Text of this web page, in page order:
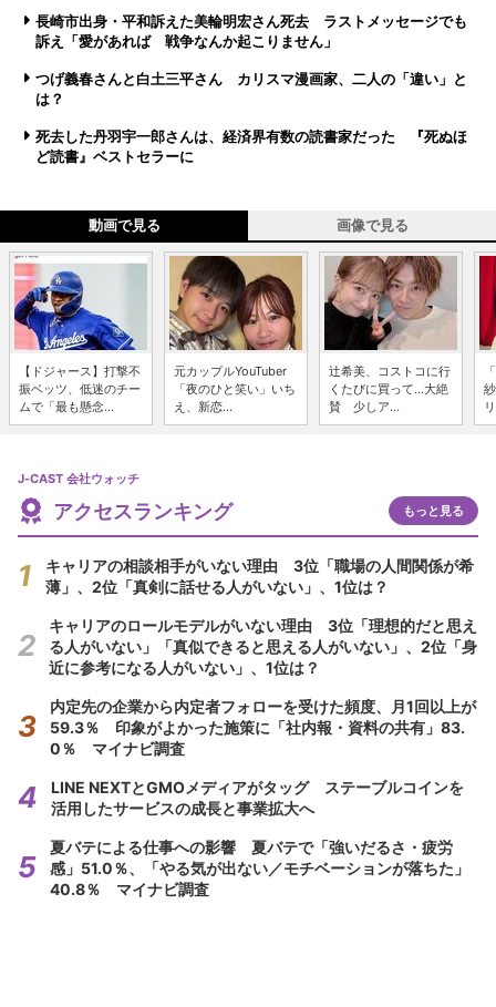
長崎市出身・平和訴えた美輪明宏さん死去 ラストメッセージでも
訴え「愛があれば 戦争なんか起こりません」
つげ義春さんと白土三平さん カリスマ漫画家、二人の「違い」と
は？
死去した丹羽宇一郎さんは、経済界有数の読書家だった 『死ぬほ
ど読書』ベストセラーに
動画で見る 画像で見る
【ドジャース】打撃不
振ベッツ、低迷のチー
ムで「最も懸念...
元カップルYouTuber
「夜のひと笑い」いち
え、新恋...
辻希美、コストコに行
くたびに買って...大絶
賛 少しア...
J-CAST 会社ウォッチ
アクセスランキング もっと見る
キャリアの相談相手がいない理由 3位「職場の人間関係が希
薄」、2位「真剣に話せる人がいない」、1位は？
キャリアのロールモデルがいない理由 3位「理想的だと思え
る人がいない」「真似できると思える人がいない」、2位「身
近に参考になる人がいない」、1位は？
内定先の企業から内定者フォローを受けた頻度、月1回以上が
59.3％ 印象がよかった施策に「社内報・資料の共有」83.
0％ マイナビ調査
LINE NEXTとGMOメディアがタッグ ステーブルコインを
活用したサービスの成長と事業拡大へ
夏バテによる仕事への影響 夏バテで「強いだるさ・疲労
感」51.0％、「やる気が出ない／モチベーションが落ちた」
40.8％ マイナビ調査